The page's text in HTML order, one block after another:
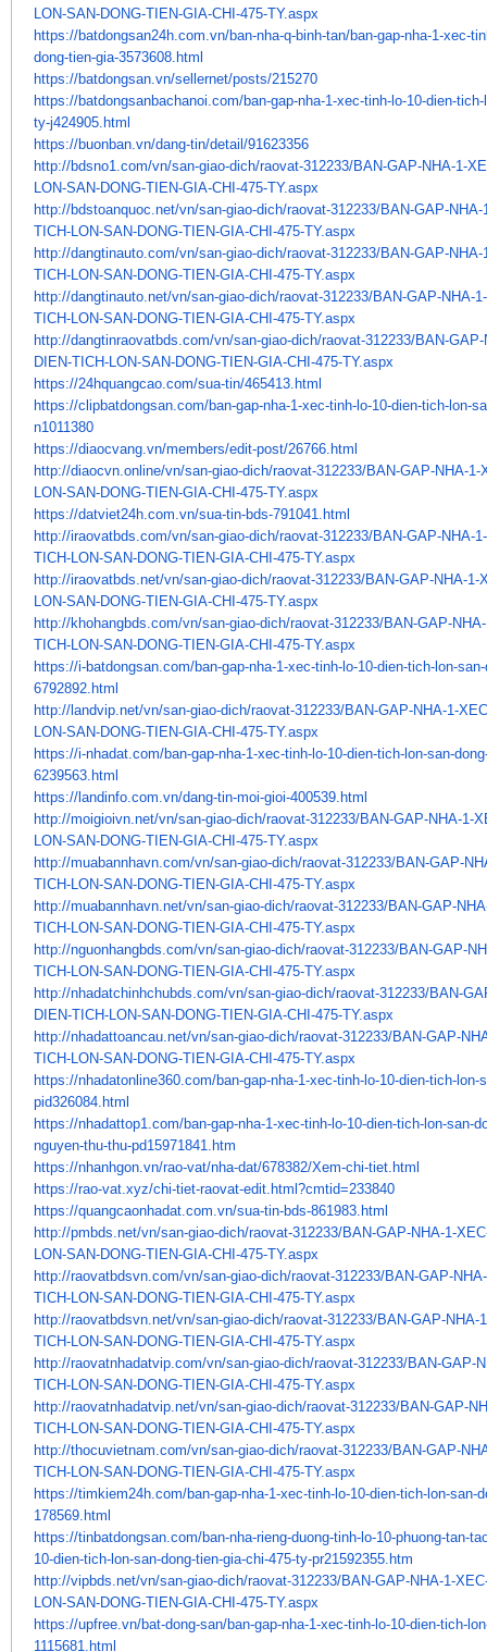
LON-SAN-DONG-TIEN-GIA-CHI-475-TY.aspx
https://batdongsan24h.com.vn/ban-nha-q-binh-tan/ban-gap-nha-1-xec-
dong-tien-gia-3573608.html
https://batdongsan.vn/sellernet/posts/215270
https://batdongsanbachanoi. com/ban-gap-nha-1-xec-tinh-lo-10-dien-
ty-j424905. html
https://buonban.vn/dang-tin/detail/91623356
http://bdsno1.com/vn/san-giao-dich/raovat-312233/BAN-GAP-NHA-1-
LON-SAN-DONG-TIEN-GIA-CHI-475-TY.aspx
http://bdstoanquoc.net/vn/san-giao-dich/raovat-312233/BAN-GAP-NHA-
TICH-LON-SAN-DONG-TIEN-GIA-CHI-475-TY.aspx
http://dangtinauto.com/vn/san-giao-dich/raovat-312233/BAN-GAP-NHA-
TICH-LON-SAN-DONG-TIEN-GIA-CHI-475-TY.aspx
http://dangtinauto.net/vn/san-giao-dich/raovat-312233/BAN-GAP-NHA-
TICH-LON-SAN-DONG-TIEN-GIA-CHI-475-TY.aspx
http://dangtinraovatbds.com/vn/san-giao-dich/raovat-312233/BAN-
DIEN-TICH-LON-SAN-DONG-TIEN-GIA-CHI-475-TY.aspx
https://24hquangcao.com/sua-tin/465413.html
https://clipbatdongsan.com/ban-gap-nha-1-xec-tinh-lo-10-dien-tich-lon-
n1011380
https://diaocvang.vn/members/edit-post/26766.html
http://diaocvn.online/vn/san-giao-dich/raovat-312233/BAN-GAP-NHA-1-
LON-SAN-DONG-TIEN-GIA-CHI-475-TY.aspx
https://datviet24h.com.vn/sua-tin-bds-791041.html
http://iraovatbds.com/vn/san-giao-dich/raovat-312233/BAN-GAP-NHA-
TICH-LON-SAN-DONG-TIEN-GIA-CHI-475-TY.aspx
http://iraovatbds.net/vn/san-giao-dich/raovat-312233/BAN-GAP-NHA-1-
LON-SAN-DONG-TIEN-GIA-CHI-475-TY.aspx
http://khohangbds.com/vn/san-giao-dich/raovat-312233/BAN-GAP-
TICH-LON-SAN-DONG-TIEN-GIA-CHI-475-TY.aspx
https://i-batdongsan.com/ban-gap-nha-1-xec-tinh-lo-10-dien-tich-lon-
6792892.html
http://landvip.net/vn/san-giao-dich/raovat-312233/BAN-GAP-NHA-1-
LON-SAN-DONG-TIEN-GIA-CHI-475-TY.aspx
https://i-nhadat.com/ban-gap-nha-1-xec-tinh-lo-10-dien-tich-lon-san-
6239563.html
https://landinfo.com.vn/dang-tin-moi-gioi-400539.html
http://moigioivn.net/vn/san-giao-dich/raovat-312233/BAN-GAP-NHA-1-
LON-SAN-DONG-TIEN-GIA-CHI-475-TY.aspx
http://muabannhavn.com/vn/san-giao-dich/raovat-312233/BAN-GAP-
TICH-LON-SAN-DONG-TIEN-GIA-CHI-475-TY.aspx
http://muabannhavn.net/vn/san-giao-dich/raovat-312233/BAN-GAP-
TICH-LON-SAN-DONG-TIEN-GIA-CHI-475-TY.aspx
http://nguonhangbds.com/vn/san-giao-dich/raovat-312233/BAN-GAP-
TICH-LON-SAN-DONG-TIEN-GIA-CHI-475-TY.aspx
http://nhadatchinhchubds.com/vn/san-giao-dich/raovat-312233/BAN-
DIEN-TICH-LON-SAN-DONG-TIEN-GIA-CHI-475-TY.aspx
http://nhadattoancau.net/vn/san-giao-dich/raovat-312233/BAN-GAP-
TICH-LON-SAN-DONG-TIEN-GIA-CHI-475-TY.aspx
https://nhadatonline360.com/ban-gap-nha-1-xec-tinh-lo-10-dien-tich-lon-
pid326084.html
https://nhadattop1.com/ban-gap-nha-1-xec-tinh-lo-10-dien-tich-lon-san-
nguyen-thu-thu-pd15971841.htm
https://nhanhgon.vn/rao-vat/nha-dat/678382/Xem-chi-tiet. html
https://rao-vat.xyz/chi-tiet-raovat-edit.html?cmtid=233840
https://quangcaonhadat.com.vn/sua-tin-bds-861983.html
http://pmbds.net/vn/san-giao-dich/raovat-312233/BAN-GAP-NHA-1-
LON-SAN-DONG-TIEN-GIA-CHI-475-TY.aspx
http://raovatbdsvn.com/vn/san-giao-dich/raovat-312233/BAN-GAP-
TICH-LON-SAN-DONG-TIEN-GIA-CHI-475-TY.aspx
http://raovatbdsvn.net/vn/san-giao-dich/raovat-312233/BAN-GAP-NHA-
TICH-LON-SAN-DONG-TIEN-GIA-CHI-475-TY.aspx
http://raovatnhadatvip.com/vn/san-giao-dich/raovat-312233/BAN-GAP-
TICH-LON-SAN-DONG-TIEN-GIA-CHI-475-TY.aspx
http://raovatnhadatvip.net/vn/san-giao-dich/raovat-312233/BAN-GAP-
TICH-LON-SAN-DONG-TIEN-GIA-CHI-475-TY.aspx
http://thocuvietnam.com/vn/san-giao-dich/raovat-312233/BAN-GAP-
TICH-LON-SAN-DONG-TIEN-GIA-CHI-475-TY.aspx
https://timkiem24h.com/ban-gap-nha-1-xec-tinh-lo-10-dien-tich-lon-san-
178569.html
https://tinbatdongsan.com/ban-nha-rieng-duong-tinh-lo-10-phuong-tan-
10-dien-tich-lon-san-dong-tien-gia-chi-475-ty-pr21592355.htm
http://vipbds.net/vn/san-giao-dich/raovat-312233/BAN-GAP-NHA-1-
LON-SAN-DONG-TIEN-GIA-CHI-475-TY.aspx
https://upfree.vn/bat-dong-san/ban-gap-nha-1-xec-tinh-lo-10-dien-tich-
1115681.html